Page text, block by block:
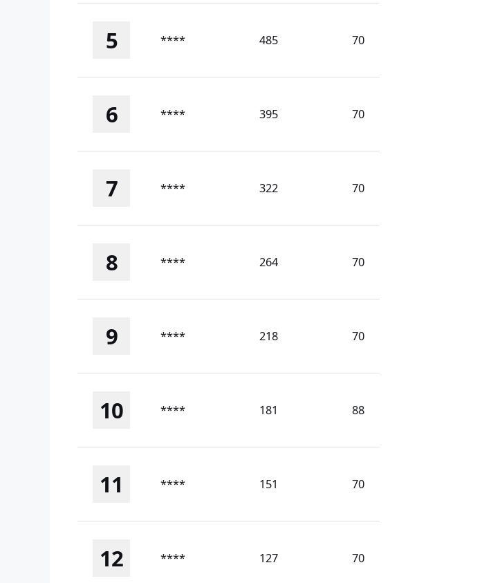
5 **** 485 70
6 **** 395 70
7 **** 322 70
8 **** 264 70
9 **** 218 70
10 **** 181 88
11 **** 151 70
12 **** 127 70